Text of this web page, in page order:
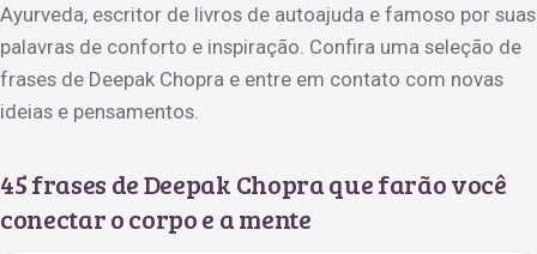
Ayurveda, escritor de livros de autoajuda e famoso por suas
palavras de conforto e inspiração. Confira uma seleção de
frases de Deepak Chopra e entre em contato com novas
ideias e pensamentos.
45 frases de Deepak Chopra que farão você
conectar o corpo e a mente